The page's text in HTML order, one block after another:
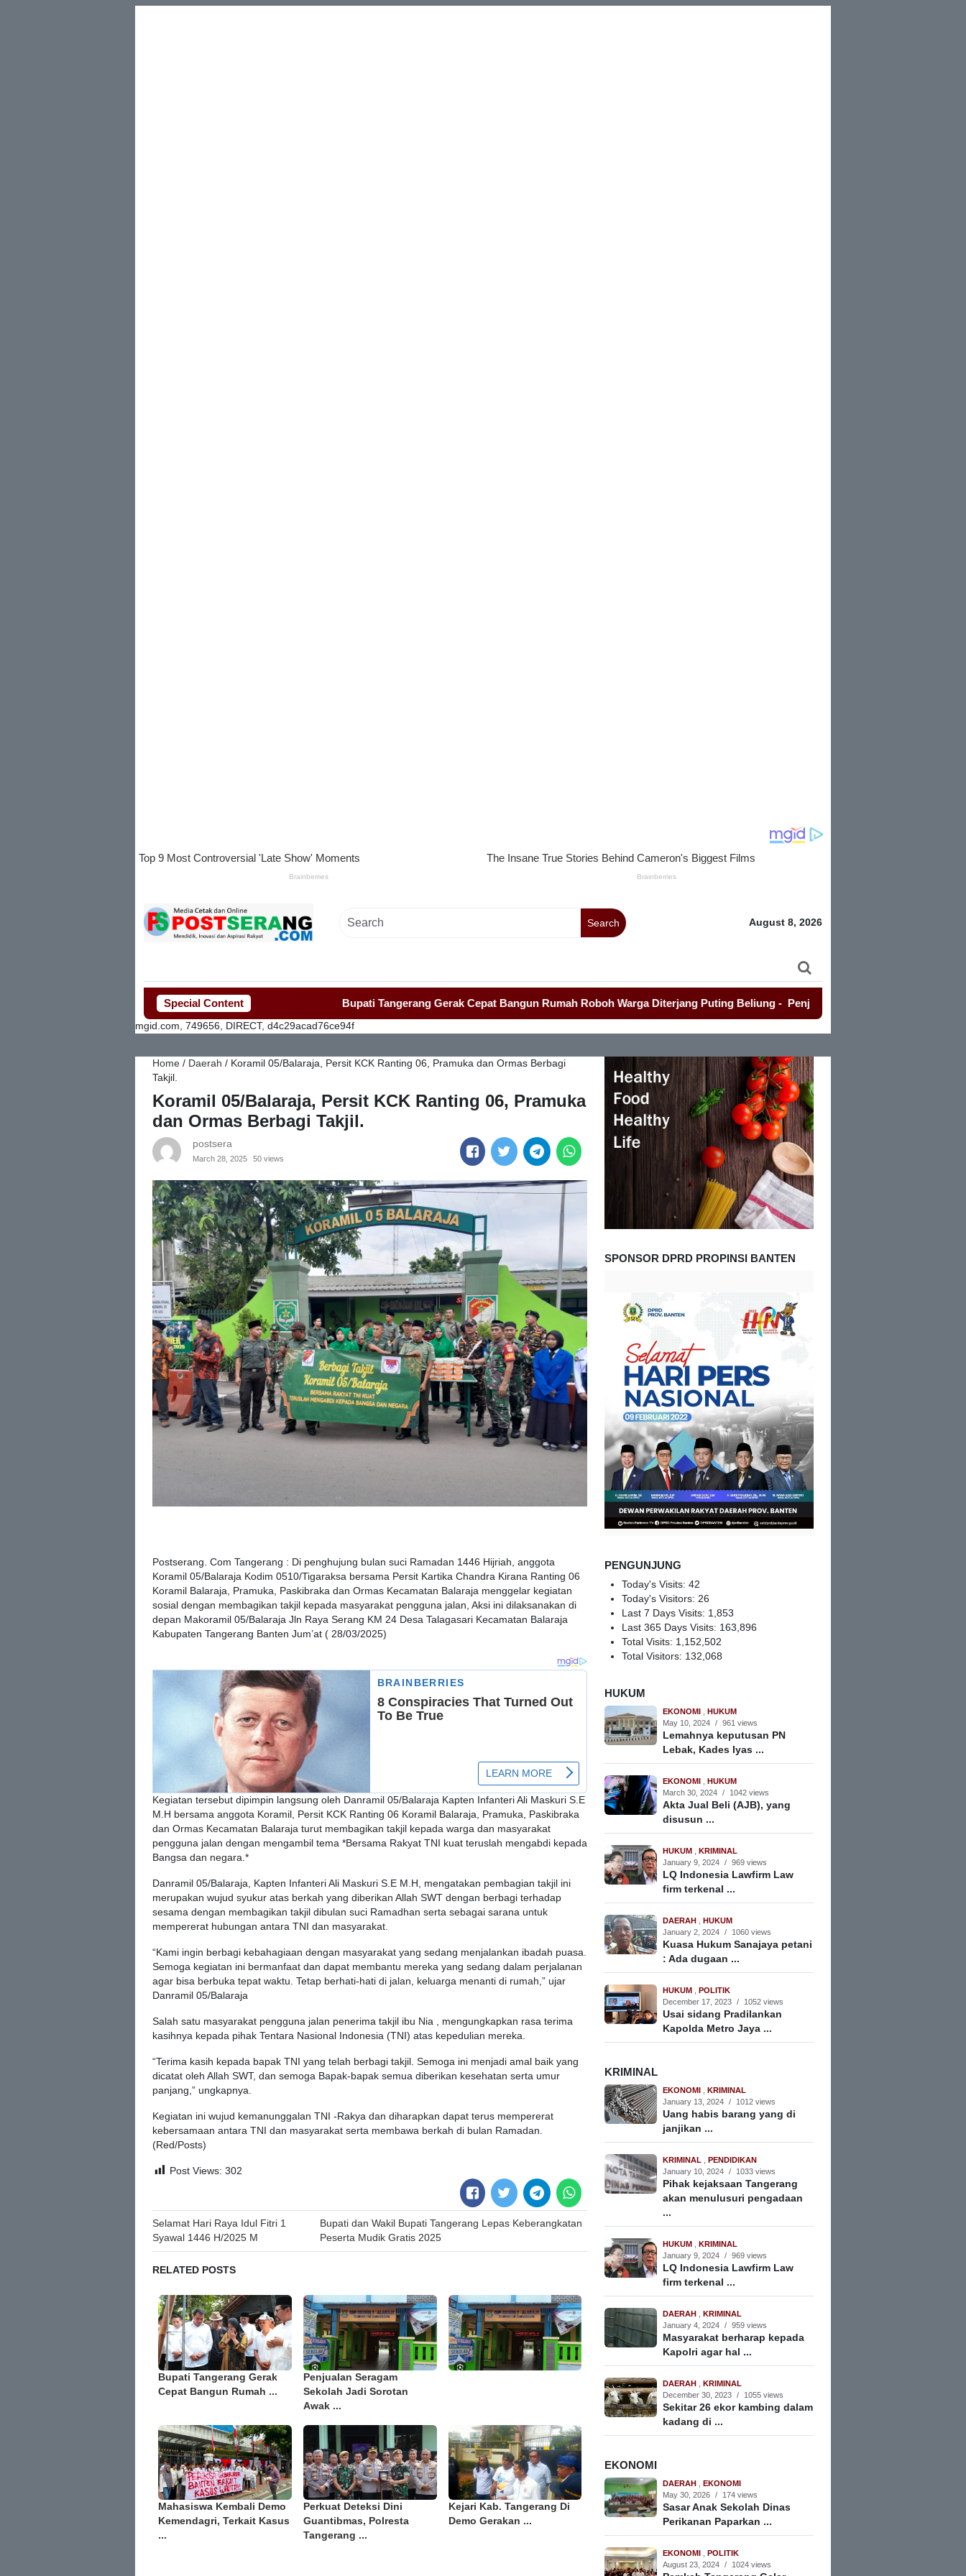
Search August 8, 2026
Special Content Bupati Tangerang Gerak Cepat Bangun Rumah Roboh Warga Diterjang Puting Beliung - Penjualan Seragam Sekolah Jadi Sorotan
mgid.com, 749656, DIRECT, d4c29acad76ce94f
Home / Daerah / Koramil 05/Balaraja, Persit KCK Ranting 06, Pramuka dan Ormas Berbagi
Takjil.
Koramil 05/Balaraja, Persit KCK Ranting 06, Pramuka
dan Ormas Berbagi Takjil.
postsera
March 28, 2025 50 views
Postserang. Com Tangerang : Di penghujung bulan suci Ramadan 1446 Hijriah, anggota
Koramil 05/Balaraja Kodim 0510/Tigaraksa bersama Persit Kartika Chandra Kirana Ranting 06
Koramil Balaraja, Pramuka, Paskibraka dan Ormas Kecamatan Balaraja menggelar kegiatan
sosial dengan membagikan takjil kepada masyarakat pengguna jalan, Aksi ini dilaksanakan di
depan Makoramil 05/Balaraja Jln Raya Serang KM 24 Desa Talagasari Kecamatan Balaraja
Kabupaten Tangerang Banten Jum’at ( 28/03/2025)
Kegiatan tersebut dipimpin langsung oleh Danramil 05/Balaraja Kapten Infanteri Ali Maskuri S.E
M.H bersama anggota Koramil, Persit KCK Ranting 06 Koramil Balaraja, Pramuka, Paskibraka
dan Ormas Kecamatan Balaraja turut membagikan takjil kepada warga dan masyarakat
pengguna jalan dengan mengambil tema *Bersama Rakyat TNI kuat teruslah mengabdi kepada
Bangsa dan negara.*
Danramil 05/Balaraja, Kapten Infanteri Ali Maskuri S.E M.H, mengatakan pembagian takjil ini
merupakan wujud syukur atas berkah yang diberikan Allah SWT dengan berbagi terhadap
sesama dengan membagikan takjil dibulan suci Ramadhan serta sebagai sarana untuk
mempererat hubungan antara TNI dan masyarakat.
“Kami ingin berbagi kebahagiaan dengan masyarakat yang sedang menjalankan ibadah puasa.
Semoga kegiatan ini bermanfaat dan dapat membantu mereka yang sedang dalam perjalanan
agar bisa berbuka tepat waktu. Tetap berhati-hati di jalan, keluarga menanti di rumah,” ujar
Danramil 05/Balaraja
Salah satu masyarakat pengguna jalan penerima takjil ibu Nia , mengungkapkan rasa terima
kasihnya kepada pihak Tentara Nasional Indonesia (TNI) atas kepedulian mereka.
“Terima kasih kepada bapak TNI yang telah berbagi takjil. Semoga ini menjadi amal baik yang
dicatat oleh Allah SWT, dan semoga Bapak-bapak semua diberikan kesehatan serta umur
panjang,” ungkapnya.
Kegiatan ini wujud kemanunggalan TNI -Rakya dan diharapkan dapat terus mempererat
kebersamaan antara TNI dan masyarakat serta membawa berkah di bulan Ramadan.
(Red/Posts)
Post Views: 302
Post
navigation
Selamat Hari Raya Idul Fitri 1
Syawal 1446 H/2025 M
Bupati dan Wakil Bupati Tangerang Lepas Keberangkatan
Peserta Mudik Gratis 2025
RELATED POSTS
Bupati Tangerang Gerak
Cepat Bangun Rumah ...
Penjualan Seragam
Sekolah Jadi Sorotan
Awak ...
Mahasiswa Kembali Demo
Kemendagri, Terkait Kasus
...
Perkuat Deteksi Dini
Guantibmas, Polresta
Tangerang ...
Kejari Kab. Tangerang Di
Demo Gerakan ...
SPONSOR DPRD PROPINSI BANTEN
PENGUNJUNG
Today's Visits:42
Today's Visitors:26
Last 7 Days Visits: 1,853
Last 365 Days Visits: 163,896
Total Visits: 1,152,502
Total Visitors: 132,068
HUKUM
EKONOMI
HUKUM
May 10, 2024 / 961 views
Lemahnya keputusan PN
Lebak, Kades Iyas ...
EKONOMI
HUKUM
March 30, 2024 / 1042 views
Akta Jual Beli (AJB), yang
disusun ...
HUKUM
KRIMINAL
January 9, 2024 / 969 views
LQ Indonesia Lawfirm Law
firm terkenal ...
DAERAH
HUKUM
January 2, 2024 / 1060 views
Kuasa Hukum Sanajaya petani
: Ada dugaan ...
HUKUM
POLITIK
December 17, 2023 / 1052 views
Usai sidang Pradilankan
Kapolda Metro Jaya ...
KRIMINAL
EKONOMI
KRIMINAL
January 13, 2024 / 1012 views
Uang habis barang yang di
janjikan ...
KRIMINAL
PENDIDIKAN
January 10, 2024 / 1033 views
Pihak kejaksaan Tangerang
akan menulusuri pengadaan
...
HUKUM
KRIMINAL
January 9, 2024 / 969 views
LQ Indonesia Lawfirm Law
firm terkenal ...
DAERAH
KRIMINAL
January 4, 2024 / 959 views
Masyarakat berharap kepada
Kapolri agar hal ...
DAERAH
KRIMINAL
December 30, 2023 / 1055 views
Sekitar 26 ekor kambing dalam
kadang di ...
EKONOMI
DAERAH
EKONOMI
May 30, 2026 / 174 views
Sasar Anak Sekolah Dinas
Perikanan Paparkan ...
EKONOMI
POLITIK
August 23, 2024 / 1024 views